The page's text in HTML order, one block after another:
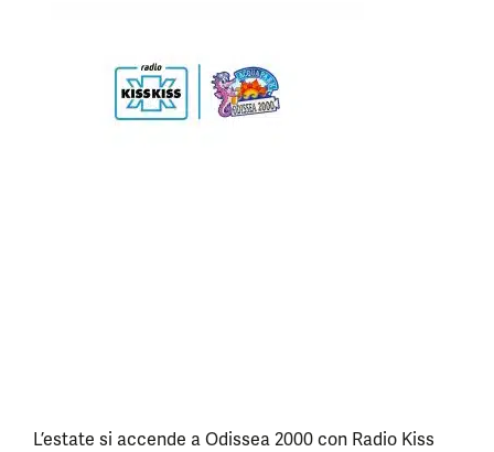
L’estate si accende a Odissea 2000 con Radio Kiss